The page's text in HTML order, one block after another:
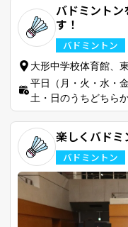
バドミント
す！
バドミントン
大形中学校体育館、
平日（月・火・水・
土・日のうちどちら
楽しくバドミ
バドミントン